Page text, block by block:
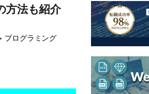
方法も紹介
プログラミング